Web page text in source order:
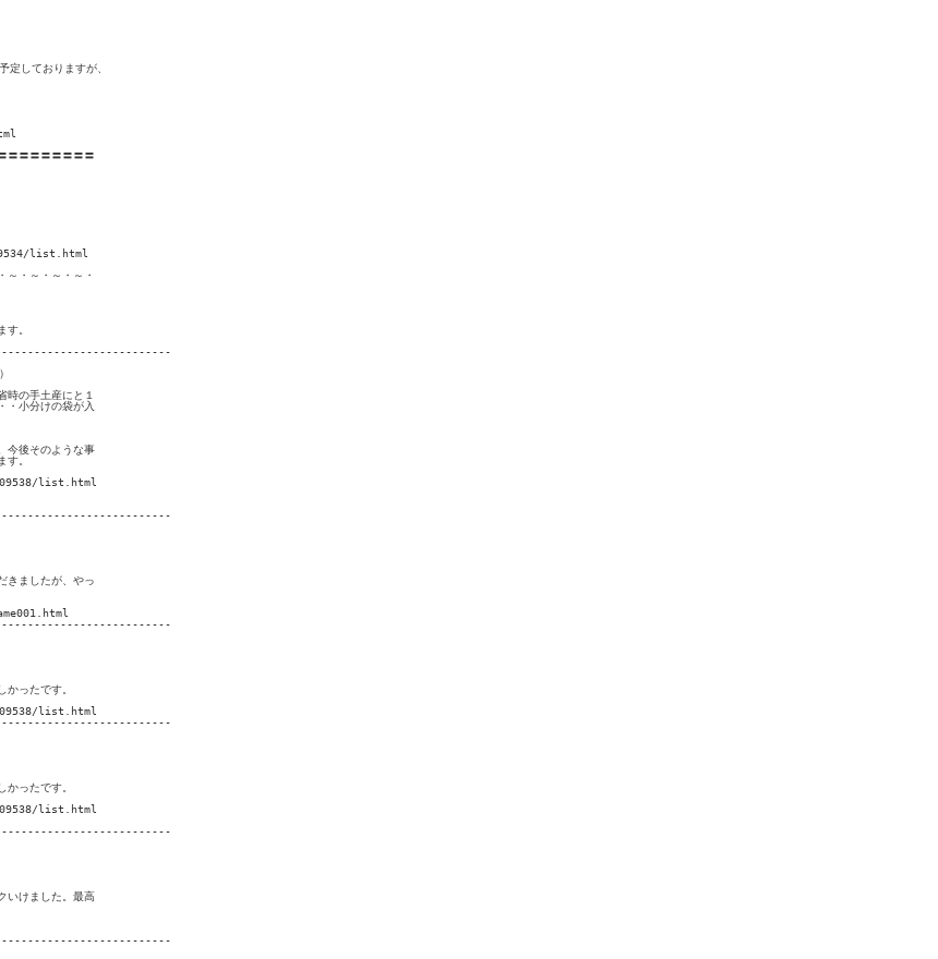
定しておりますが、
〓〓〓〓〓〓〓〓
list.html
～・～・～・～・
す。
時の手土産にと１
・小分けの袋が入
今後そのような事
ます。
509538/list.html
きましたが、やっ
かったです。
509538/list.html
かったです。
509538/list.html
いけました。最高